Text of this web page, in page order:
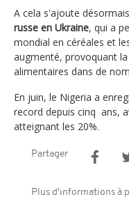
A cela s'ajoute
russe en Ukraine, qui a
mondial en céréales et
augmenté, provoquant
alimentaires dans de
En juin, le Nigeria a
record depuis cinq ans,
atteignant les 20%.
Partager
Plus d'informations à